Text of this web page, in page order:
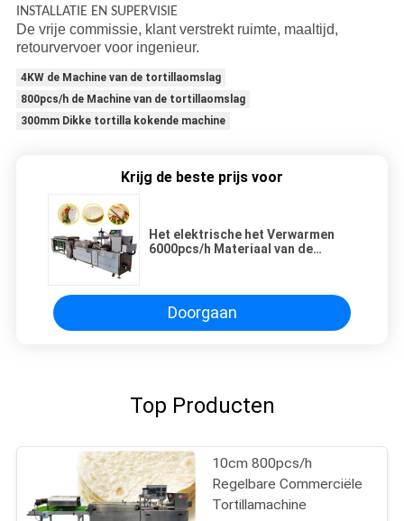
INSTALLATIE EN SUPERVISIE
De vrije commissie, klant verstrekt ruimte, maaltijd,
retourvervoer voor ingenieur.
4KW de Machine van de tortillaomslag
800pcs/h de Machine van de tortillaomslag
300mm Dikke tortilla kokende machine
Krijg de beste prijs voor
Het elektrische het Verwarmen
6000pcs/h Materiaal van de
Doorgaan
Top Producten
10cm 800pcs/h
Regelbare Commerciële
Tortillamachine